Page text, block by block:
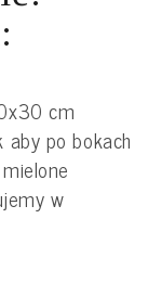
cm
po bokach
w